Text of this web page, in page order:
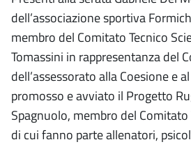
dell’associazione sportiva
membro del Comitato Tecnico
Tomassini in rappresentanza del
dell’assessorato alla Coesione e
promosso e avviato il Progetto
Spagnuolo, membro del
di cui fanno parte allenatori,